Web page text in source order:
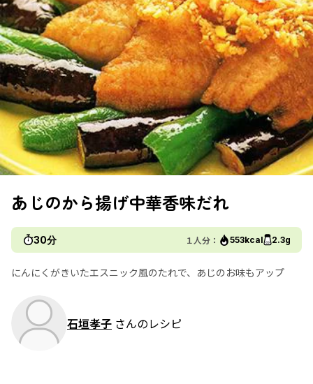
あじのから揚げ中華香味だれ
30分 １人分： 553kcal 2.3g
にんにくがきいたエスニック風のたれで、あじのお味もアップ
石垣孝子 さんのレシピ